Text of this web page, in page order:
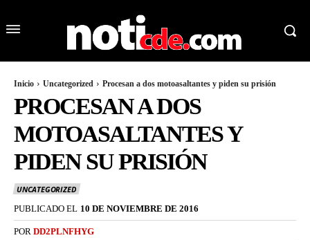
Inicio Uncategorized Procesan a dos motoasaltantes y piden su prisión
PROCESAN A DOS
MOTOASALTANTES Y
PIDEN SU PRISIÓN
UNCATEGORIZED
PUBLICADO EL 10 DE NOVIEMBRE DE 2016
POR DD2PLNFHYG